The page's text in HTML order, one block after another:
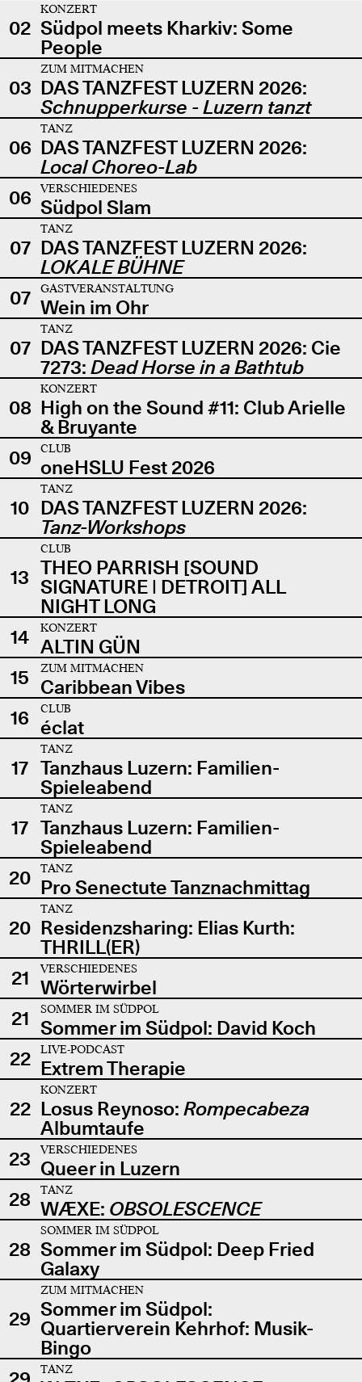
02
KONZERT
Südpol meets Kharkiv: Some
People
03
ZUM MITMACHEN
DAS TANZFEST LUZERN 2026:
Schnupperkurse - Luzern tanzt
06
TANZ
DAS TANZFEST LUZERN 2026:
Local Choreo-Lab
06
VERSCHIEDENES
Südpol Slam
07
TANZ
DAS TANZFEST LUZERN 2026:
LOKALE BÜHNE
07
GASTVERANSTALTUNG
Wein im Ohr
07
TANZ
DAS TANZFEST LUZERN 2026: Cie
7273: Dead Horse in a Bathtub
08
KONZERT
High on the Sound #11: Club Arielle
& Bruyante
09
CLUB
oneHSLU Fest 2026
10
TANZ
DAS TANZFEST LUZERN 2026:
Tanz-Workshops
13
CLUB
THEO PARRISH [SOUND
SIGNATURE | DETROIT] ALL
NIGHT LONG
14
KONZERT
ALTIN GÜN
15
ZUM MITMACHEN
Caribbean Vibes
16
CLUB
éclat
17
TANZ
Tanzhaus Luzern: Familien-
Spieleabend
17
TANZ
Tanzhaus Luzern: Familien-
Spieleabend
20
TANZ
Pro Senectute Tanznachmittag
20
TANZ
Residenzsharing: Elias Kurth:
THRILL(ER)
21
VERSCHIEDENES
Wörterwirbel
21
SOMMER IM SÜDPOL
Sommer im Südpol: David Koch
22
LIVE-PODCAST
Extrem Therapie
22
KONZERT
Losus Reynoso: Rompecabeza
Albumtaufe
23
VERSCHIEDENES
Queer in Luzern
28
TANZ
WÆXE: OBSOLESCENCE
28
SOMMER IM SÜDPOL
Sommer im Südpol: Deep Fried
Galaxy
29
ZUM MITMACHEN
Sommer im Südpol:
Quartierverein Kehrhof: Musik-
Bingo
TANZ